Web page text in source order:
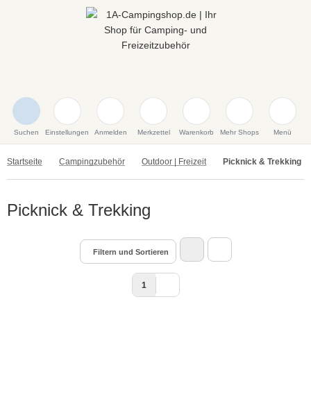
Suchen Einstellungen Anmelden Merkzettel Warenkorb Mehr Shops Menü
Startseite Campingzubehör Outdoor | Freizeit Picknick & Trekking
Picknick & Trekking
Filtern und Sortieren
1